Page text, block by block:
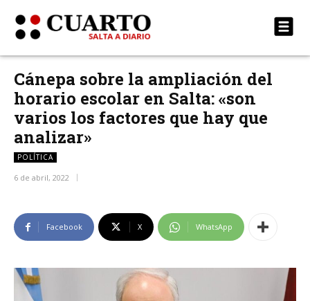
Cánepa sobre la ampliación del
horario escolar en Salta: «son
varios los factores que hay que
analizar»
POLÍTICA
6 de abril, 2022
Facebook X WhatsApp